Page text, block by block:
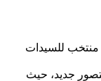
بلاي ستيشن 3 نظامًا بتصور جديد، حيث